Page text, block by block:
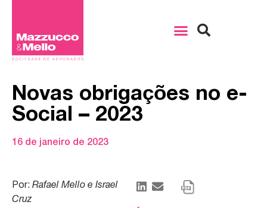
Novas obrigações no e-
Social – 2023
16 de janeiro de 2023
Por: Rafael Mello e Israel
Cruz